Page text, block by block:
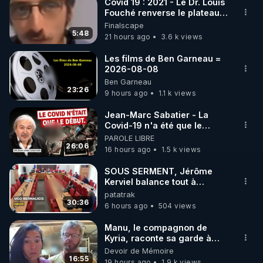
https://www.facebook.com/thierry.rgnr/
▶ Instagram  :
https://www.instagram.com/Thierrycasasnovas_rgn
r
▶Twitter : https://twitter.com/thierrycas
5:48
Covid 19 : 2021 - Le Dr. Louis
Fouché renverse le plateau
de CNews !
Finalscape
21 hours ago
3.6 k views
23:26
Les films de Ben Garneau =
2026-08-08
Ben Garneau
9 hours ago
1.1 k views
26:06
Jean-Marc Sabatier - La
Covid-19 n'a été que le
début - L'ARNm & l'ARNm-aa
jusqu où auront-t-il ?
PAROLE LIBRE
16 hours ago
1.5 k views
30:36
SOUS SERMENT, Jérôme
Kerviel balance tout à
l'Assemblée !
patatrak
6 hours ago
504 views
16:55
Manu, le compagnon de
Kyria, raconte sa garde à
vue musclée. PARTAGEZ!
Devoir de Mémoire